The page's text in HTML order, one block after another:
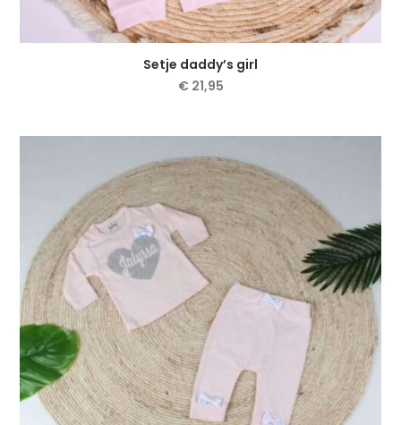
Setje daddy’s girl
€21,95
meerdere
variaties.
Deze
optie
kan
gekozen
worden
op
de
productpagina